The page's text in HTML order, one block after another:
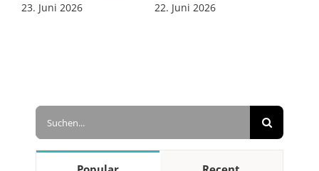
23. Juni 2026 22. Juni 2026
Suche